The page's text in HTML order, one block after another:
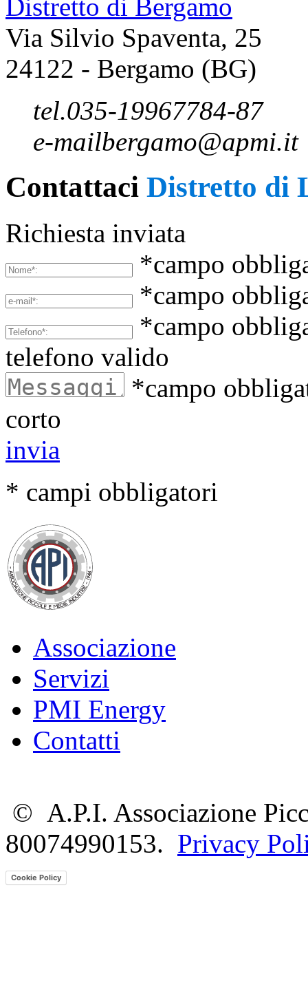
Distretto di Bergamo
Via Silvio Spaventa, 25
24122 - Bergamo (BG)
tel.035-19967784-87
e-mailbergamo@apmi.it
Contattaci Distretto di
Richiesta inviata
*campo
*campo
*campo
telefono valido
*campo
corto
invia
* campi obbligatori
Associazione
Servizi
PMI Energy
Contatti
© A.P.I. Associazione
80074990153. Privacy
Cookie Policy